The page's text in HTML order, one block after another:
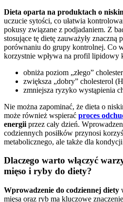
Dieta oparta na produktach o
uczucie sytości, co ułatwia
pokusy związane z podjadaniem. Z
stosujące tę dietę zauważyły
porównaniu do grupy kontrolnej. Co
korzystnie wpływa na profil lipidowy
obniża poziom „złego”
zwiększa „dobry” cholesterol
zmniejsza ryzyko wystąpienia
Nie można zapominać, że dieta o
może również wspierać proces
energii przez cały dzień.
codziennych posiłków przynosi
metabolicznego, ale także dla
Dlaczego warto włączyć
mięso i ryby do diety?
Wprowadzenie do codziennej diety
mięsa oraz ryb ma kluczowe